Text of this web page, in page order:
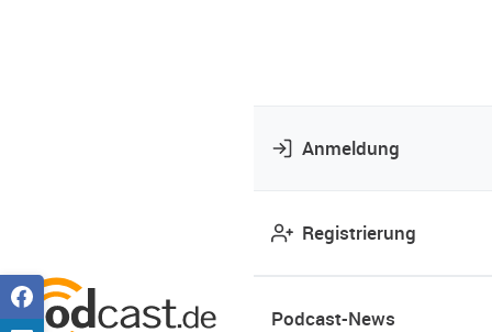
Anmeldung
Registrierung
Podcast-News